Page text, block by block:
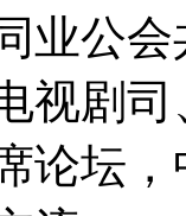
业公
视剧
论坛